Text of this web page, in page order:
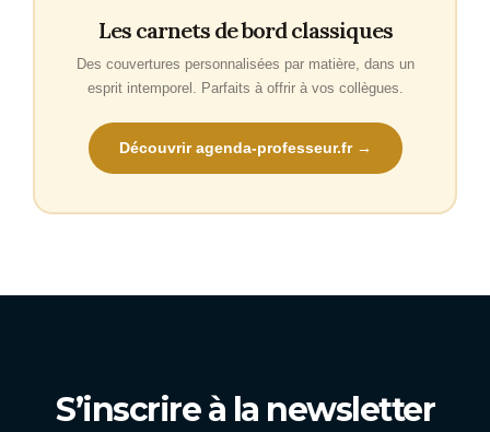
Les carnets de bord classiques
Des couvertures personnalisées par matière, dans un
esprit intemporel. Parfaits à offrir à vos collègues.
Découvrir agenda-professeur.fr →
S’inscrire à la newsletter